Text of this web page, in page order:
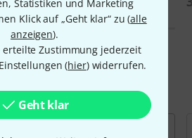
Statistiken und Marketing
Klick auf „Geht klar“ zu (alle
anzeigen).
erteilte Zustimmung jederzeit
(hier) widerrufen.
Geht klar
Marken